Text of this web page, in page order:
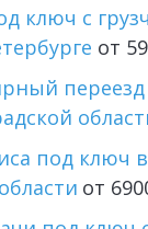
ключ с
от
под ключ
области от